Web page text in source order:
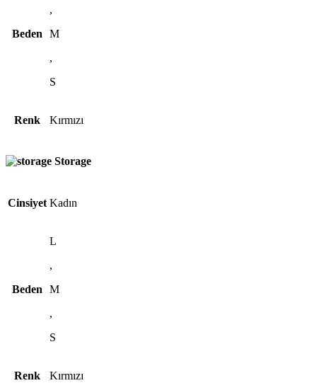
Beden
,
M
,
S
Renk Kırmızı
Storage
Cinsiyet Kadın
Beden
L
,
M
,
S
Renk Kırmızı